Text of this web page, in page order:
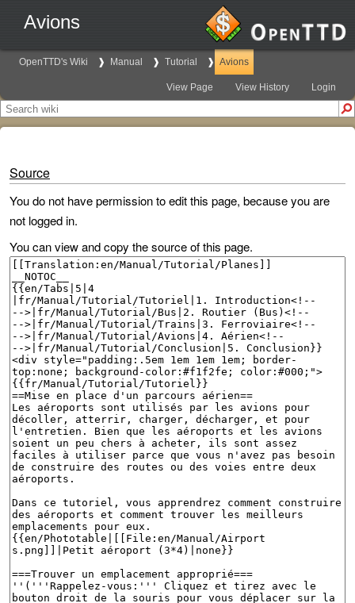
Avions
OpenTTD's Wiki Manual Tutorial Avions
View Page View History Login
Source
You do not have permission to edit this page, because you are
not logged in.
You can view and copy the source of this page.